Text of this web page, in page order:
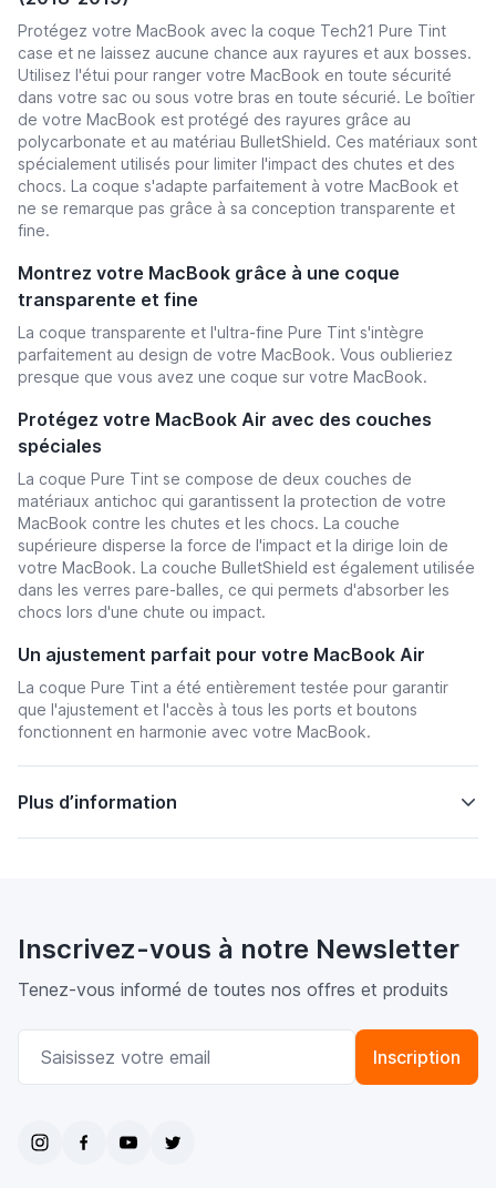
Protégez votre MacBook avec la coque Tech21 Pure Tint
case et ne laissez aucune chance aux rayures et aux bosses.
Utilisez l'étui pour ranger votre MacBook en toute sécurité
dans votre sac ou sous votre bras en toute sécurié. Le boîtier
de votre MacBook est protégé des rayures grâce au
polycarbonate et au matériau BulletShield. Ces matériaux sont
spécialement utilisés pour limiter l'impact des chutes et des
chocs. La coque s'adapte parfaitement à votre MacBook et
ne se remarque pas grâce à sa conception transparente et
fine.
Montrez votre MacBook grâce à une coque
transparente et fine
La coque transparente et l'ultra-fine Pure Tint s'intègre
parfaitement au design de votre MacBook. Vous oublieriez
presque que vous avez une coque sur votre MacBook.
Protégez votre MacBook Air avec des couches
spéciales
La coque Pure Tint se compose de deux couches de
matériaux antichoc qui garantissent la protection de votre
MacBook contre les chutes et les chocs. La couche
supérieure disperse la force de l'impact et la dirige loin de
votre MacBook. La couche BulletShield est également utilisée
dans les verres pare-balles, ce qui permets d'absorber les
chocs lors d'une chute ou impact.
Un ajustement parfait pour votre MacBook Air
La coque Pure Tint a été entièrement testée pour garantir
que l'ajustement et l'accès à tous les ports et boutons
fonctionnent en harmonie avec votre MacBook.
Plus d’information
Inscrivez-vous à notre Newsletter
Tenez-vous informé de toutes nos offres et produits
Adresse email
Inscription